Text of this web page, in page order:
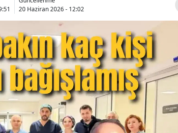
20 Haziran 2026 - 12:02